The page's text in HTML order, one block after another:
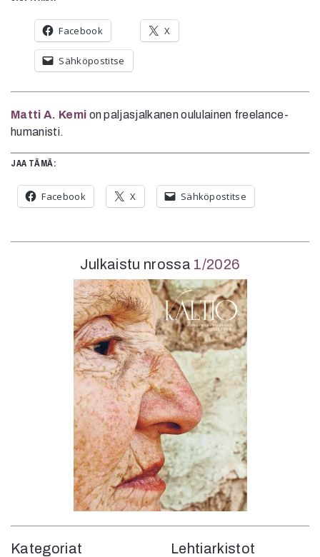
Facebook X
Sähköpostitse
Matti A. Kemi on paljasjalkanen oululainen freelance-
humanisti.
Julkaistu nrossa 1/2026
Kategoriat Lehtiarkistot
JAA TÄMÄ:
Facebook X Sähköpostitse